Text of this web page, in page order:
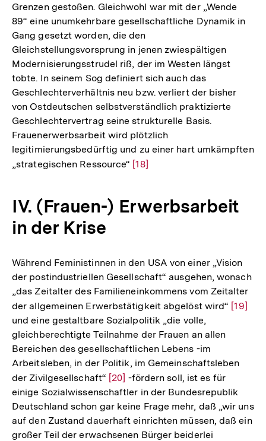
Grenzen gestoßen. Gleichwohl war mit der „Wende
89“ eine unumkehrbare gesellschaftliche Dynamik in
Gang gesetzt worden, die den
Gleichstellungsvorsprung in jenen zwiespältigen
Modernisierungsstrudel riß, der im Westen längst
tobte. In seinem Sog definiert sich auch das
Geschlechterverhältnis neu bzw. verliert der bisher
von Ostdeutschen selbstverständlich praktizierte
Geschlechtervertrag seine strukturelle Basis.
Frauenerwerbsarbeit wird plötzlich
legitimierungsbedürftig und zu einer hart umkämpften
„strategischen Ressource“ Zur
Fußnote
[18]
IV. (Frauen-) Erwerbsarbeit
in der Krise
Während Feministinnen in den USA von einer „Vision
der postindustriellen Gesellschaft“ ausgehen, wonach
„das Zeitalter des Familieneinkommens vom Zeitalter
der allgemeinen Erwerbstätigkeit abgelöst wird“ Zur
[19]
und eine gestaltbare Sozialpolitik „die volle,
gleichberechtigte Teilnahme der Frauen an allen
Bereichen des gesellschaftlichen Lebens -im
Arbeitsleben, in der Politik, im Gemeinschaftsleben
der Zivilgesellschaft“ Zur
Auflösung
der
Fußnote
[20] -fördern soll, ist es für
einige Sozialwissenschaftler in der Bundesrepublik
Deutschland schon gar keine Frage mehr, daß „wir uns
auf den Zustand dauerhaft einrichten müssen, daß ein
großer Teil der erwachsenen Bürger beiderlei